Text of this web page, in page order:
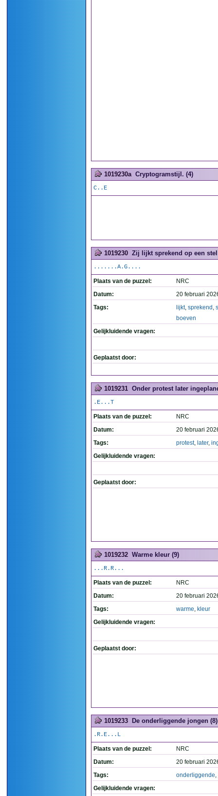
1019230a Cryptogramstijl. (4)
C..E
1019230 Zij lijkt sprekend op een stel
.......A.G....
Plaats van de puzzel:
NRC
Datum:
20 februari
Tags:
lijkt, sprekend ,
boeven
Gelijkluidende vragen:
Geplaatst door:
1019231 Onder protest later
.E...T
Plaats van de puzzel:
NRC
Datum:
20 februari
Tags:
protest, later,
Gelijkluidende vragen:
Geplaatst door:
1019232 Warme kleur (9)
...R.R...
Plaats van de puzzel:
NRC
Datum:
20 februari
Tags:
warme, kleur
Gelijkluidende vragen:
Geplaatst door:
1019233 De onderliggende jongen (8)
.R.E...L
Plaats van de puzzel:
NRC
Datum:
20 februari
Tags:
onderliggende,
Gelijkluidende vragen: